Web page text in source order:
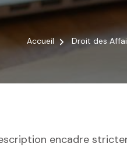
Accueil Droit des
encadre